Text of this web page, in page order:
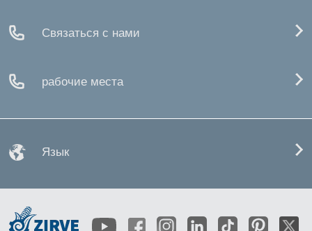
Связаться с нами
рабочие места
Язык